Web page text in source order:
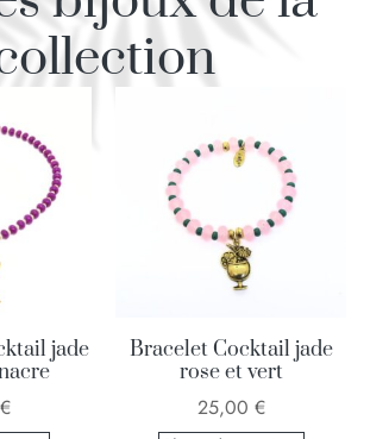
jade
€
Bracelet Cocktail jade
rose et vert
25,00 €